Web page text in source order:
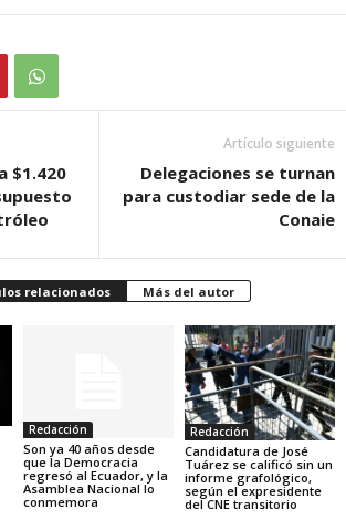
$1.420
Artículo siguiente
Delegaciones se turnan
para custodiar sede de la
Conaie
relacionados Más del autor
Redacción
Son ya 40 años desde
que la Democracia
regresó al Ecuador, y la
Asamblea Nacional lo
conmemora
Redacción
Candidatura de José
Tuárez se calificó sin un
informe grafológico,
según el expresidente
del CNE transitorio